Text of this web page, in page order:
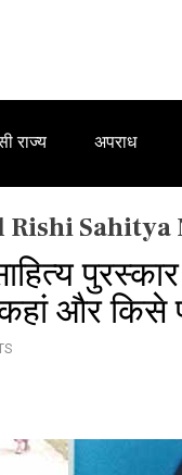
राज्य अपराध
Rishi Sahitya
और किसे